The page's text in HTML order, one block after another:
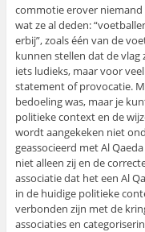
commotie erover
wat ze al deden:
erbij”, zoals één van de
kunnen stellen dat de
iets ludieks, maar voor
statement of provocatie.
bedoeling was, maar je
politieke context en de
wordt aangekeken niet
geassocieerd met Al
niet alleen zij en de
associatie dat het een Al
in de huidige politieke
verbonden zijn met de
associaties en